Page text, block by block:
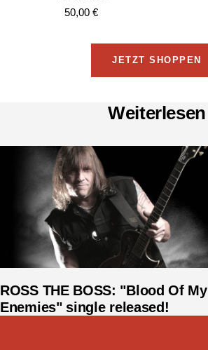
Angebotspreis
50,00 €
JETZT SHOPPEN
Weiterlesen
ROSS THE BOSS: "Blood Of My
Enemies" single released!